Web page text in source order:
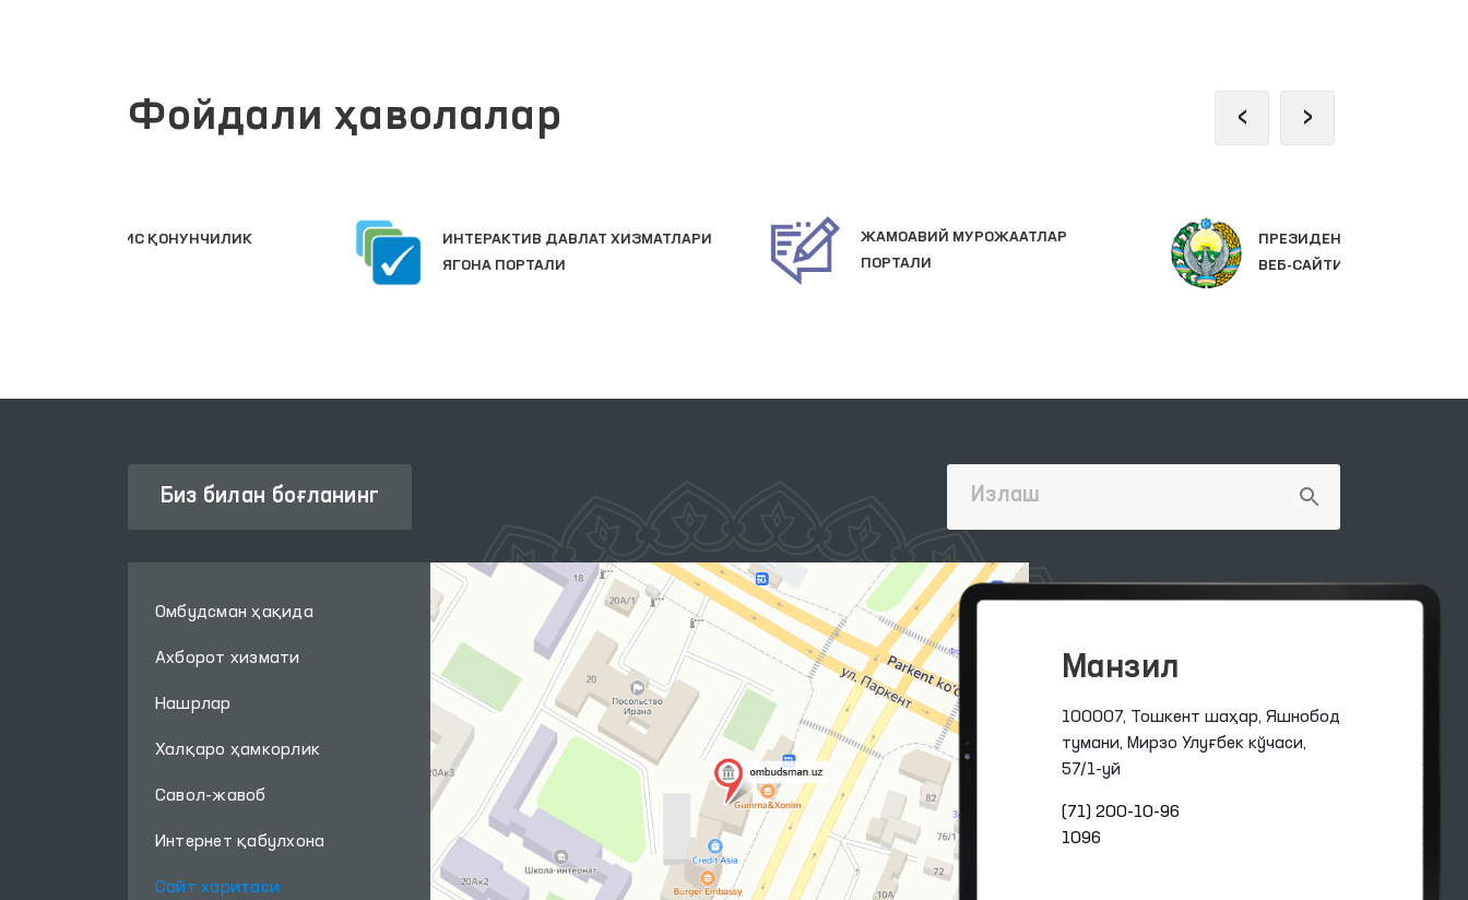
Фойдали ҳаволалар
ИНТЕРАКТИВ ДАВЛАТ ХИЗМАТЛАРИ
ЖАМОАВИЙ МУРОЖААТЛАР
ПРЕЗИДЕНТНИНГ РАСМИЙ
‹ ›
Биз билан боғланинг
Омбудсман ҳақида
Ахборот хизмати
Нашрлар
Халқаро ҳамкорлик
Савол-жавоб
Интернет қабулхона
Сайт харитаси
Манзил
100007, Тошкент шаҳар, Яшнобод
тумани, Мирзо Улуғбек кўчаси,
57/1-уй
(71) 200-10-96
1096